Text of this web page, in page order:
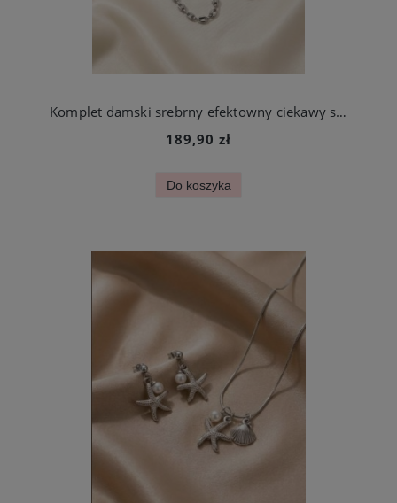
Komplet damski srebrny efektowny ciekawy splot ze stali szlachetnej
189,90 zł
Do koszyka